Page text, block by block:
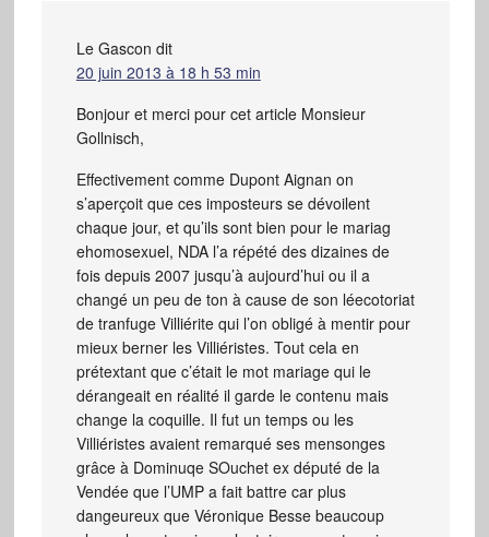
Le Gascon dit
20 juin 2013 à 18 h 53 min
Bonjour et merci pour cet article Monsieur
Gollnisch,
Effectivement comme Dupont Aignan on
s’aperçoit que ces imposteurs se dévoilent
chaque jour, et qu’ils sont bien pour le mariag
ehomosexuel, NDA l’a répété des dizaines de
fois depuis 2007 jusqu’à aujourd’hui ou il a
changé un peu de ton à cause de son léecotoriat
de tranfuge Villiérite qui l’on obligé à mentir pour
mieux berner les Villiéristes. Tout cela en
prétextant que c’était le mot mariage qui le
dérangeait en réalité il garde le contenu mais
change la coquille. Il fut un temps ou les
Villiéristes avaient remarqué ses mensonges
grâce à Dominuqe SOuchet ex député de la
Vendée que l’UMP a fait battre car plus
dangeureux que Véronique Besse beaucoup